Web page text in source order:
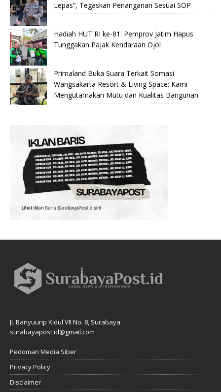
Lepas”, Tegaskan Penanganan Sesuai SOP
Hadiah HUT RI ke-81: Pemprov Jatim Hapus
Tunggakan Pajak Kendaraan Ojol
Primaland Buka Suara Terkait Somasi
Wangsakarta Resort & Living Space: Kami
Mengutamakan Mutu dan Kualitas Bangunan
Jl. Banyuurip Kidul VII No. 8, Surabaya.
surabayapost.id@gmail.com
Pedoman Media Siber
Privacy Policy
Disclaimer